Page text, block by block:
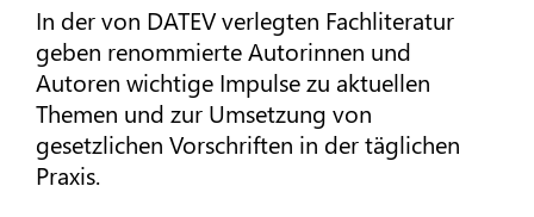
In der von DATEV verlegten Fachliteratur
geben renommierte Autorinnen und
Autoren wichtige Impulse zu aktuellen
Themen und zur Umsetzung von
gesetzlichen Vorschriften in der täglichen
Praxis.